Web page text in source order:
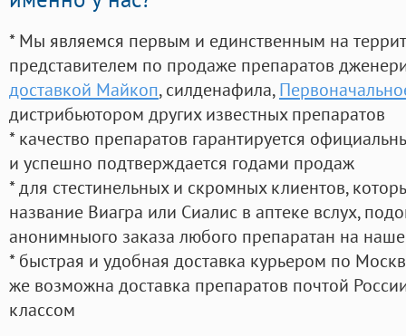
* Мы являемся первым и единственным на
представителем по продаже препаратов
доставкой Майкоп, силденафила,
дистрибьютором других известных препаратов
* качество препаратов гарантируется
и успешно подтверждается годами продаж
* для стестинельных и скромных клиентов,
название Виагра или Сиалис в аптеке вслух,
анонимныого заказа любого препаратан на
* быстрая и удобная доставка курьером по
же возможна доставка препаратов почтой
классом